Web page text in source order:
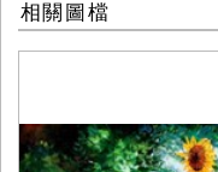
相關圖檔